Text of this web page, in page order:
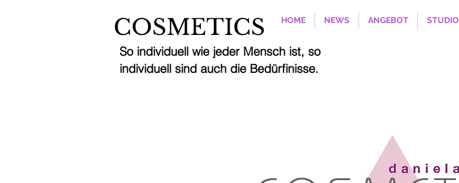
HOME NEWS ANGEBOT STUDIO
COSMETICS
So individuell wie jeder Mensch ist, so
individuell sind auch die Bedürfinisse.
Voll behaarte Rücken oder Brust